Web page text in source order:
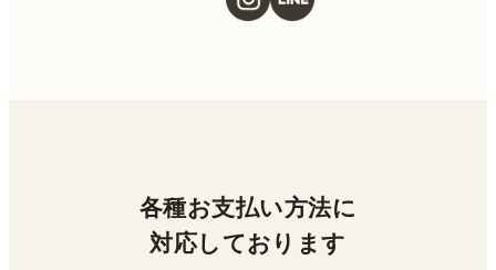
各種お支払い方法に
対応しております